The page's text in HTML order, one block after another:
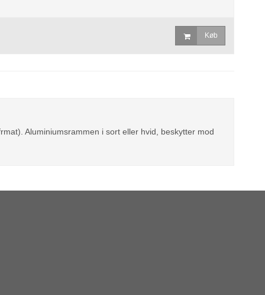
Køb
Aluminiumsrammen i sort eller hvid, beskytter mod